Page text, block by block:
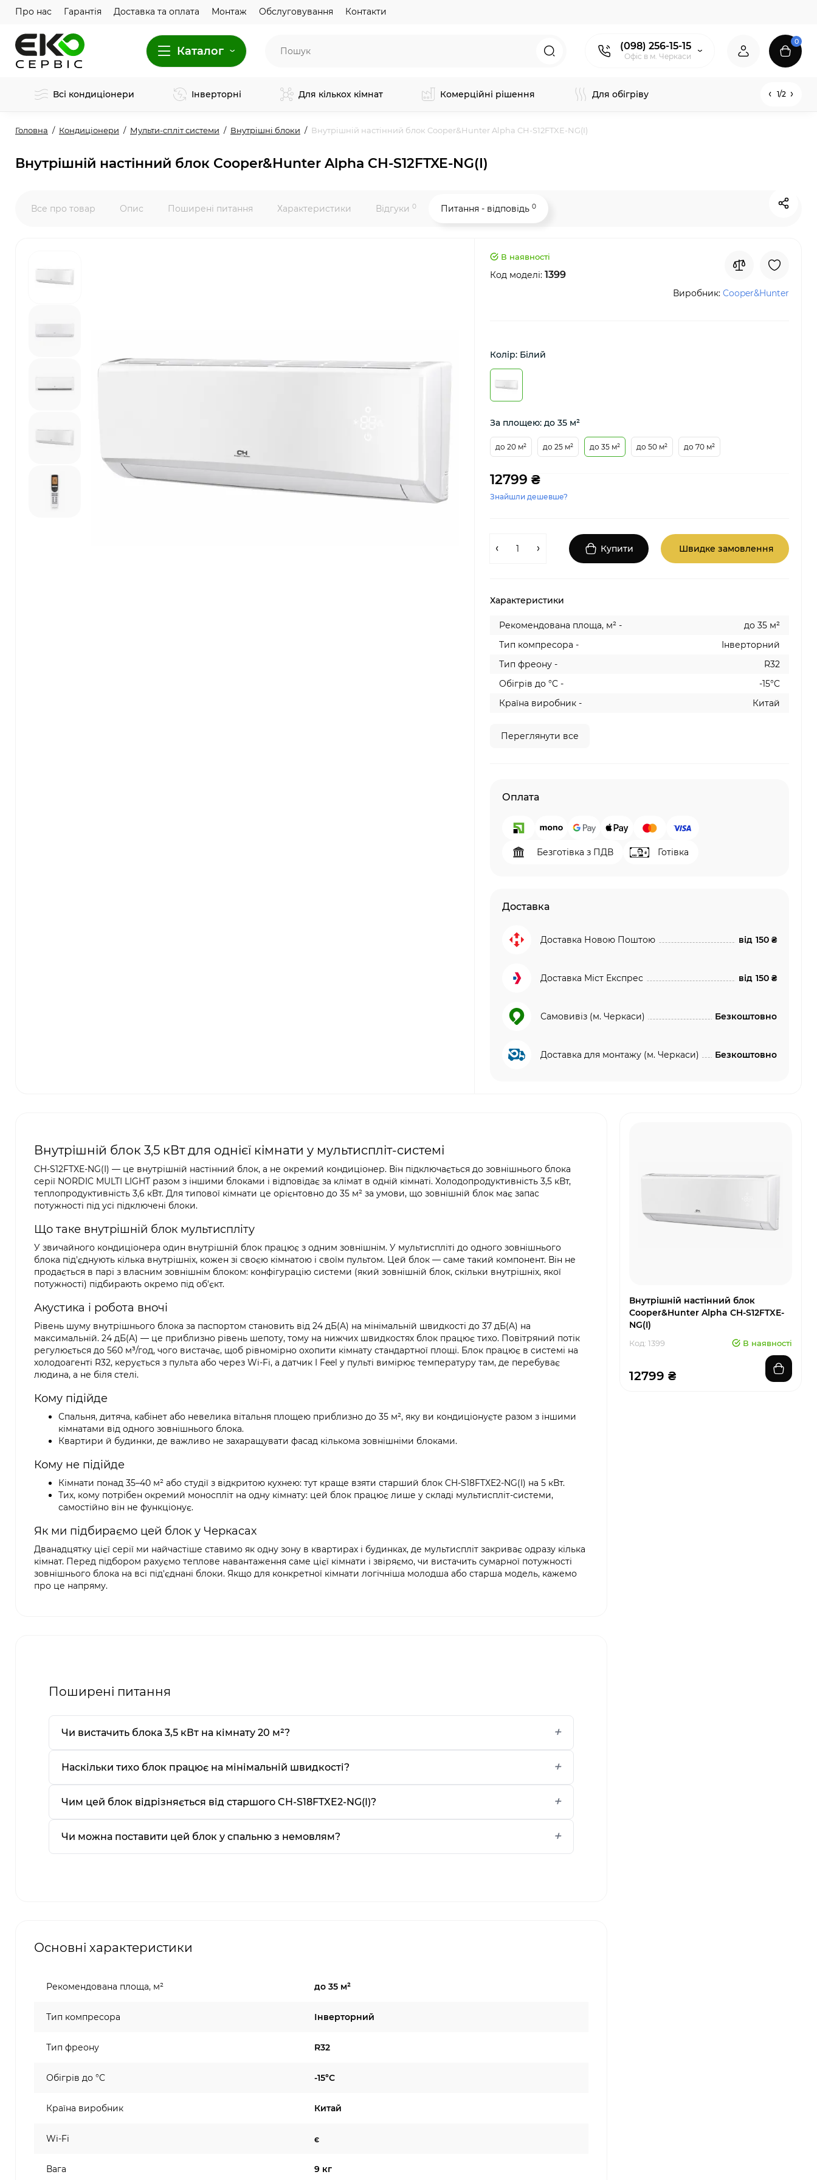
Про нас Гарантія Доставка та оплата Монтаж Обслуговування Контакти
Каталог (098) 256-15-15
Офіс в м. Черкаси
0
Всі кондиціонери Інверторні Для кількох кімнат Комерційні рішення Для обігріву 1/2
Головна Кондиціонери Мульти-спліт системи Внутрішні блоки Внутрішній настінний блок Cooper&Hunter Alpha CH-S12FTXE-NG(I)
Внутрішній настінний блок Cooper&Hunter Alpha CH-S12FTXE-NG(I)
Все про товар Опис Поширені питання Характеристики Відгуки 0 Питання - відповідь 0
В наявності
Код моделі: 1399
Виробник: Cooper&Hunter
Колір: Білий
За площею: до 35 м²
до 20 м² до 25 м² до 35 м² до 50 м² до 70 м²
12799 ₴
Знайшли дешевше?
Купити Швидке замовлення
Характеристики
Рекомендована площа, м² -
до 35 м²
Тип компресора -
Інверторний
Тип фреону -
R32
Обігрів до °C -
-15°C
Країна виробник -
Китай
Переглянути все
Оплата
Безготівка з ПДВ Готівка
Доставка
Доставка Новою Поштою від 150 ₴
Доставка Міст Експрес від 150 ₴
Самовивіз (м. Черкаси) Безкоштовно
Доставка для монтажу (м. Черкаси) Безкоштовно
Внутрішній блок 3,5 кВт для однієї кімнати у мультиспліт-системі
CH-S12FTXE-NG(I) — це внутрішній настінний блок, а не окремий кондиціонер. Він підключається до зовнішнього блока
серії NORDIC MULTI LIGHT разом з іншими блоками і відповідає за клімат в одній кімнаті. Холодопродуктивність 3,5 кВт,
теплопродуктивність 3,6 кВт. Для типової кімнати це орієнтовно до 35 м² за умови, що зовнішній блок має запас
потужності під усі підключені блоки.
Що таке внутрішній блок мультиспліту
У звичайного кондиціонера один внутрішній блок працює з одним зовнішнім. У мультиспліті до одного зовнішнього
блока під'єднують кілька внутрішніх, кожен зі своєю кімнатою і своїм пультом. Цей блок — саме такий компонент. Він не
продається в парі з власним зовнішнім блоком: конфігурацію системи (який зовнішній блок, скільки внутрішніх, якої
потужності) підбирають окремо під об'єкт.
Акустика і робота вночі
Рівень шуму внутрішнього блока за паспортом становить від 24 дБ(A) на мінімальній швидкості до 37 дБ(A) на
максимальній. 24 дБ(A) — це приблизно рівень шепоту, тому на нижчих швидкостях блок працює тихо. Повітряний потік
регулюється до 560 м³/год, чого вистачає, щоб рівномірно охопити кімнату стандартної площі. Блок працює в системі на
холодоагенті R32, керується з пульта або через Wi-Fi, а датчик I Feel у пульті вимірює температуру там, де перебуває
людина, а не біля стелі.
Кому підійде
Спальня, дитяча, кабінет або невелика вітальня площею приблизно до 35 м², яку ви кондиціонуєте разом з іншими
кімнатами від одного зовнішнього блока.
Квартири й будинки, де важливо не захаращувати фасад кількома зовнішніми блоками.
Кому не підійде
Кімнати понад 35–40 м² або студії з відкритою кухнею: тут краще взяти старший блок CH-S18FTXE2-NG(I) на 5 кВт.
Тих, кому потрібен окремий моноспліт на одну кімнату: цей блок працює лише у складі мультиспліт-системи,
самостійно він не функціонує.
Як ми підбираємо цей блок у Черкасах
Дванадцятку цієї серії ми найчастіше ставимо як одну зону в квартирах і будинках, де мультиспліт закриває одразу кілька
кімнат. Перед підбором рахуємо теплове навантаження саме цієї кімнати і звіряємо, чи вистачить сумарної потужності
зовнішнього блока на всі під'єднані блоки. Якщо для конкретної кімнати логічніша молодша або старша модель, кажемо
про це напряму.
Поширені питання
Чи вистачить блока 3,5 кВт на кімнату 20 м²?
Наскільки тихо блок працює на мінімальній швидкості?
Чим цей блок відрізняється від старшого CH-S18FTXE2-NG(I)?
Чи можна поставити цей блок у спальню з немовлям?
Основні характеристики
Рекомендована площа, м² до 35 м²
Тип компресора Інверторний
Тип фреону R32
Обігрів до °C -15°C
Країна виробник Китай
Wi-Fi є
Вага 9 кг
Внутрішній настінний блок
Cooper&Hunter Alpha CH-S12FTXE-
NG(I)
Код: 1399 В наявності
12799 ₴